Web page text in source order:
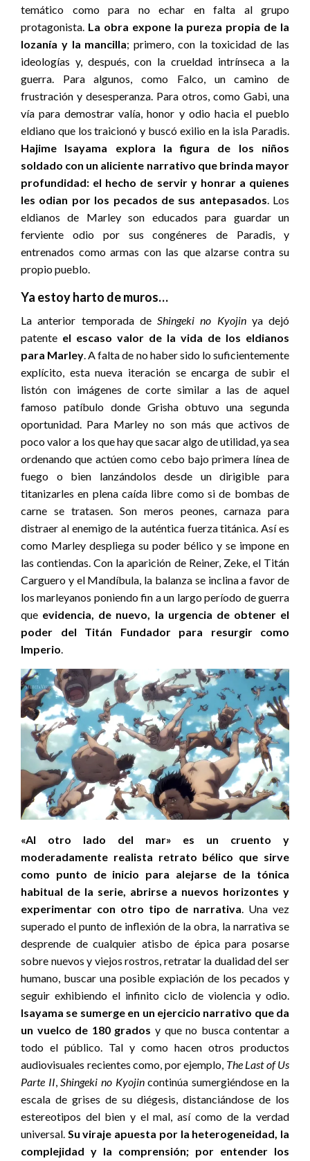
temático como para no echar en falta al grupo
protagonista. La obra expone la pureza propia de la
lozanía y la mancilla; primero, con la toxicidad de las
ideologías y, después, con la crueldad intrínseca a la
guerra. Para algunos, como Falco, un camino de
frustración y desesperanza. Para otros, como Gabi, una
vía para demostrar valía, honor y odio hacia el pueblo
eldiano que los traicionó y buscó exilio en la isla Paradis.
Hajime Isayama explora la figura de los niños
soldado con un aliciente narrativo que brinda mayor
profundidad: el hecho de servir y honrar a quienes
les odian por los pecados de sus antepasados. Los
eldianos de Marley son educados para guardar un
ferviente odio por sus congéneres de Paradis, y
entrenados como armas con las que alzarse contra su
propio pueblo.
Ya estoy harto de muros…
La anterior temporada de Shingeki no Kyojinya dejó
patente el escaso valor de la vida de los eldianos
para Marley. A falta de no haber sido lo suficientemente
explícito, esta nueva iteración se encarga de subir el
listón con imágenes de corte similar a las de aquel
famoso patíbulo donde Grisha obtuvo una segunda
oportunidad. Para Marley no son más que activos de
poco valor a los que hay que sacar algo de utilidad, ya sea
ordenando que actúen como cebo bajo primera línea de
fuego o bien lanzándolos desde un dirigible para
titanizarles en plena caída libre como si de bombas de
carne se tratasen. Son meros peones, carnaza para
distraer al enemigo de la auténtica fuerza titánica. Así es
como Marley despliega su poder bélico y se impone en
las contiendas. Con la aparición de Reiner, Zeke, el Titán
Carguero y el Mandíbula, la balanza se inclina a favor de
los marleyanos poniendo fin a un largo período de guerra
que evidencia, de nuevo, la urgencia de obtener el
poder del Titán Fundador para resurgir como
Imperio.
«Al otro lado del mar» es un cruento y
moderadamente realista retrato bélico que sirve
como punto de inicio para alejarse de la tónica
habitual de la serie, abrirse a nuevos horizontes y
experimentar con otro tipo de narrativa. Una vez
superado el punto de inflexión de la obra, la narrativa se
desprende de cualquier atisbo de épica para posarse
sobre nuevos y viejos rostros, retratar la dualidad del ser
humano, buscar una posible expiación de los pecados y
seguir exhibiendo el infinito ciclo de violencia y odio.
Isayama se sumerge en un ejercicio narrativo que da
un vuelco de 180 grados y que no busca contentar a
todo el público. Tal y como hacen otros productos
audiovisuales recientes como, por ejemplo, The Last of Us
Parte II,Shingeki no Kyojincontinúa sumergiéndose en la
escala de grises de su diégesis, distanciándose de los
estereotipos del bien y el mal, así como de la verdad
universal. Su viraje apuesta por la heterogeneidad, la
complejidad y la comprensión; por entender los